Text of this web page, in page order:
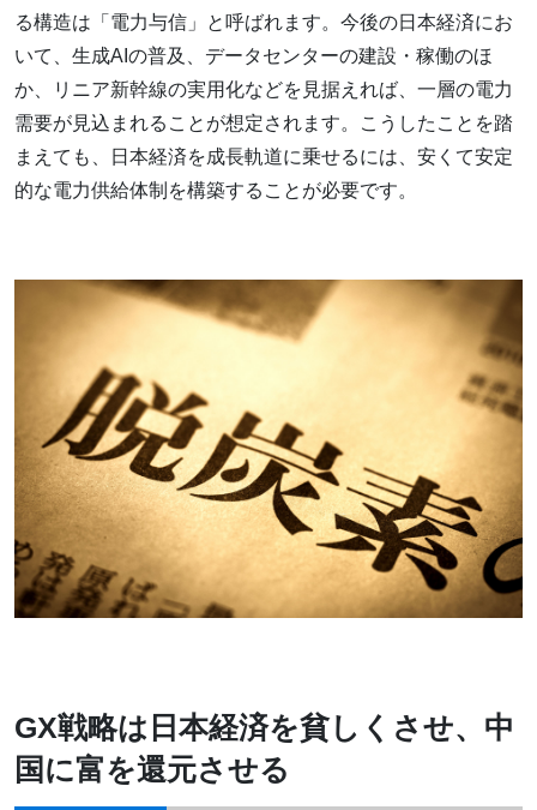
る構造は「電力与信」と呼ばれます。今後の日本経済にお
いて、生成AIの普及、データセンターの建設・稼働のほ
か、リニア新幹線の実用化などを見据えれば、一層の電力
需要が見込まれることが想定されます。こうしたことを踏
まえても、日本経済を成長軌道に乗せるには、安くて安定
的な電力供給体制を構築することが必要です。
GX戦略は日本経済を貧しくさせ、中
国に富を還元させる